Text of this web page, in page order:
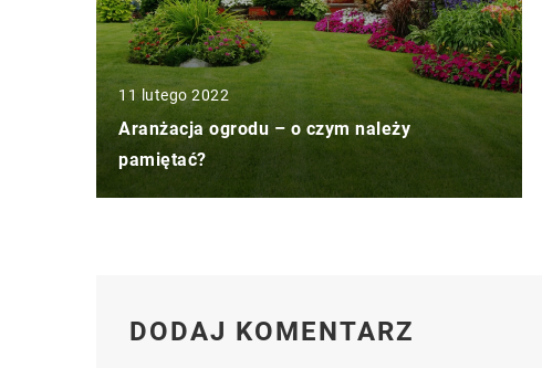
11 lutego 2022
Aranżacja ogrodu – o czym należy
pamiętać?
DODAJ KOMENTARZ